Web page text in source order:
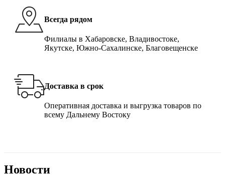
Всегда рядом
Филиалы в Хабаровске, Владивостоке,
Якутске, Южно-Сахалинске, Благовещенске
Доставка в срок
Оперативная доставка и выгрузка товаров по
всему Дальнему Востоку
Новости